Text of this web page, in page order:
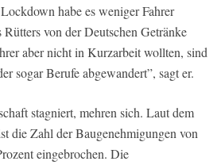
habe es weniger Fahrer
von der Deutschen Getränke
aber nicht in Kurzarbeit wollten, sind
sogar Berufe abgewandert”, sagt er.
stagniert, mehren sich. Laut dem
die Zahl der Baugenehmigungen von
eingebrochen. Die